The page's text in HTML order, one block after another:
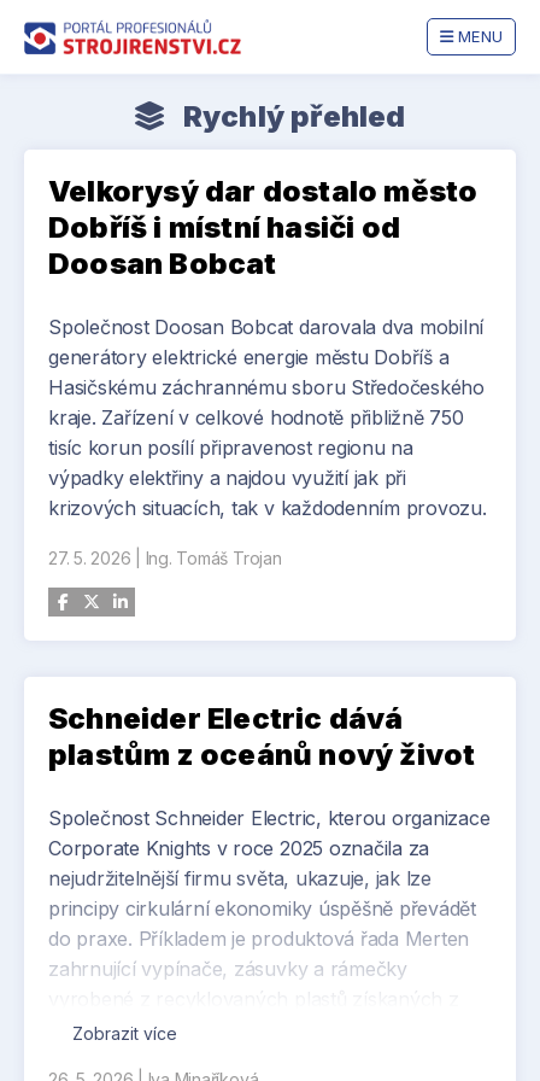
MENU
Rychlý přehled
Velkorysý dar dostalo město
Dobříš i místní hasiči od
Doosan Bobcat
Společnost Doosan Bobcat darovala dva mobilní
generátory elektrické energie městu Dobříš a
Hasičskému záchrannému sboru Středočeského
kraje. Zařízení v celkové hodnotě přibližně 750
tisíc korun posílí připravenost regionu na
výpadky elektřiny a najdou využití jak při
krizových situacích, tak v každodenním provozu.
27. 5. 2026 Ing. Tomáš Trojan
Schneider Electric dává
plastům z oceánů nový život
Společnost Schneider Electric, kterou organizace
Corporate Knights v roce 2025 označila za
nejudržitelnější firmu světa, ukazuje, jak lze
principy cirkulární ekonomiky úspěšně převádět
do praxe. Příkladem je produktová řada Merten
zahrnující vypínače, zásuvky a rámečky
oceánů. Recyklovaný polyamid je následně
Zobrazit více